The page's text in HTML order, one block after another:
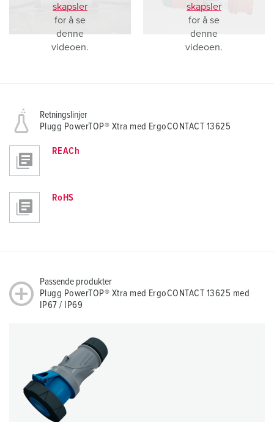
skapsler
for å se
denne
videoen.
skapsler
for å se
denne
videoen.
Retningslinjer
Plugg PowerTOP® Xtra med ErgoCONTACT 13625
REACh
RoHS
Passende produkter
Plugg PowerTOP® Xtra med ErgoCONTACT 13625 med
IP67 / IP69